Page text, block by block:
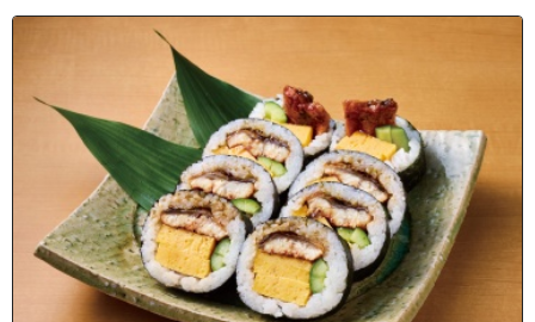
沖縄県宜野湾市神山
沖縄県宜野湾市宜野湾１丁目
沖縄県宜野湾市宜野湾２丁目
沖縄県宜野湾市宜野湾３丁目
沖縄県宜野湾市喜友名
沖縄県宜野湾市喜友名１丁目
沖縄県宜野湾市喜友名２丁目
沖縄県宜野湾市佐真下